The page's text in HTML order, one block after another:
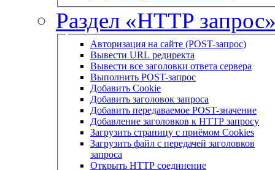
Раздел «HTTP
Авторизация на сайте (POST-запрос)
Вывести URL редиректа
Вывести все заголовки ответа сервера
Выполнить POST-запрос
Добавить Cookie
Добавить заголовок запроса
Добавить передаваемое POST-значение
Добавление заголовков к HTTP запросу
Загрузить страницу с приёмом Cookies
Загрузить файл с передачей заголовков
запроса
Открыть HTTP соединение